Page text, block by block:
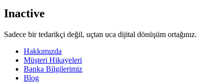
Inactive
Sadece bir tedarikçi değil, uçtan uca dijital dönüşüm ortağınız.
Hakkımızda
Müşteri Hikayeleri
Banka Bilgilerimiz
Blog